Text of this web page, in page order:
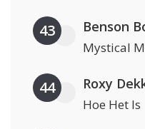
43 Benson
Mystical
44 Roxy
Hoe Het Is